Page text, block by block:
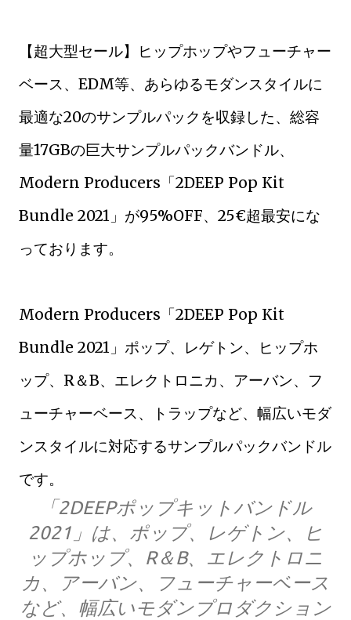
【超大型セール】ヒップホップやフューチャー
ベース、EDM等、あらゆるモダンスタイルに
最適な20のサンプルパックを収録した、総容
量17GBの巨大サンプルパックバンドル、
Modern Producers「2DEEP Pop Kit
Bundle 2021」が95%OFF、25€超最安にな
っております。
Modern Producers「2DEEP Pop Kit
Bundle 2021」ポップ、レゲトン、ヒップホ
ップ、R＆B、エレクトロニカ、アーバン、フ
ューチャーベース、トラップなど、幅広いモダ
ンスタイルに対応するサンプルパックバンドル
です。
「2DEEPポップキットバンドル
2021」は、ポップ、レゲトン、ヒ
ップホップ、R＆B、エレクトロニ
カ、アーバン、フューチャーベース
など、幅広いモダンプロダクション